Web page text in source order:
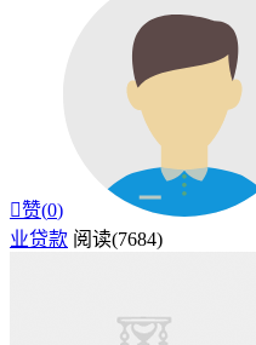
赞(0)
业贷款 阅读(7684)